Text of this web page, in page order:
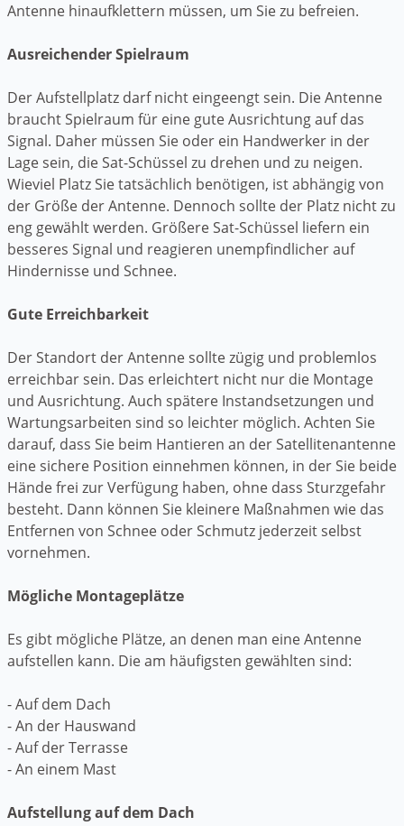
Antenne hinaufklettern müssen, um Sie zu befreien.
Ausreichender Spielraum
Der Aufstellplatz darf nicht eingeengt sein. Die Antenne
braucht Spielraum für eine gute Ausrichtung auf das
Signal. Daher müssen Sie oder ein Handwerker in der
Lage sein, die Sat-Schüssel zu drehen und zu neigen.
Wieviel Platz Sie tatsächlich benötigen, ist abhängig von
der Größe der Antenne. Dennoch sollte der Platz nicht zu
eng gewählt werden. Größere Sat-Schüssel liefern ein
besseres Signal und reagieren unempfindlicher auf
Hindernisse und Schnee.
Gute Erreichbarkeit
Der Standort der Antenne sollte zügig und problemlos
erreichbar sein. Das erleichtert nicht nur die Montage
und Ausrichtung. Auch spätere Instandsetzungen und
Wartungsarbeiten sind so leichter möglich. Achten Sie
darauf, dass Sie beim Hantieren an der Satellitenantenne
eine sichere Position einnehmen können, in der Sie beide
Hände frei zur Verfügung haben, ohne dass Sturzgefahr
besteht. Dann können Sie kleinere Maßnahmen wie das
Entfernen von Schnee oder Schmutz jederzeit selbst
vornehmen.
Mögliche Montageplätze
Es gibt mögliche Plätze, an denen man eine Antenne
aufstellen kann. Die am häufigsten gewählten sind:
- Auf dem Dach
- An der Hauswand
- Auf der Terrasse
- An einem Mast
Aufstellung auf dem Dach